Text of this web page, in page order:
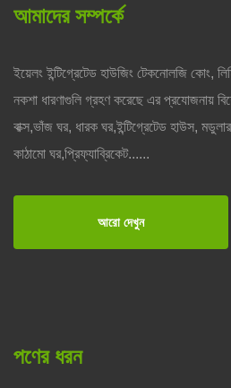
আমাদের সম্পর্কে
ইয়েলং ইন্টিগ্রেটেড হাউজিং টেকনোলজি কোং,
নকশা ধারণাগুলি গ্রহণ করেছে এর প্রযোজনায়
বাক্স,ভাঁজ ঘর, ধারক ঘর,ইন্টিগ্রেটেড হাউস,
কাঠামো ঘর,প্রিফ্যাব্রিকেট......
আরো দেখুন
পণের ধরন